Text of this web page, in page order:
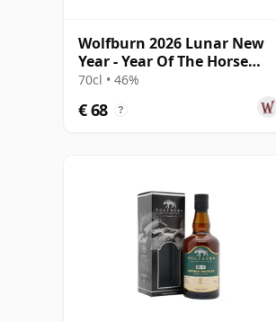
Wolfburn 2026 Lunar New
Year - Year Of The Horse
Single Ma 10 jaar oud
70cl • 46%
€ 68 ?